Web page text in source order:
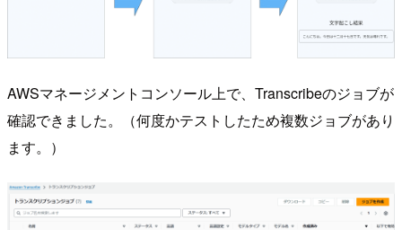
AWSマネージメントコンソール上で、Transcribeのジョブが
確認できました。（何度かテストしたため複数ジョブがあり
ます。）